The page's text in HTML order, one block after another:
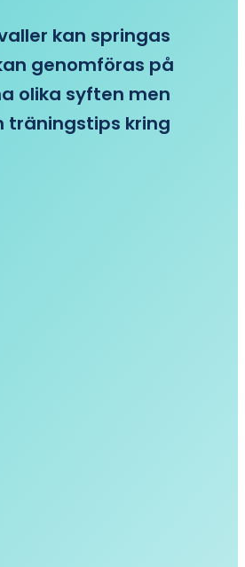
kan springas
genomföras på
olika syften men
träningstips kring